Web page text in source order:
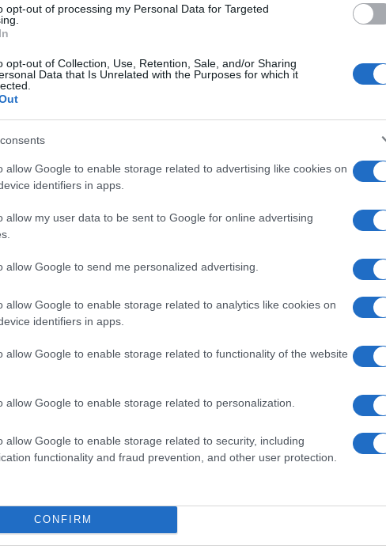
opt-out of processing my Personal Data for Targeted
opt-out of Collection, Use, Retention, Sale, and/or Sharing
Data that Is Unrelated with the Purposes for which it
allow Google to enable storage related to advertising like cookies on
identifiers in apps.
allow my user data to be sent to Google for online advertising
allow Google to send me personalized advertising.
allow Google to enable storage related to analytics like cookies on
identifiers in apps.
allow Google to enable storage related to functionality of the website
allow Google to enable storage related to personalization.
allow Google to enable storage related to security, including
functionality and fraud prevention, and other user protection.
CONFIRM
Coronavirus Arzachena
di GalluraOggi.it
i tuoi video e le tue foto
+39 345 356 7512
news da
Prossimo articolo
Invia un Comunicato Stampa|Pubblicità|Segnala